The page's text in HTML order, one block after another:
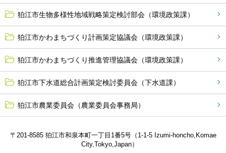
狛江市生物多様性地域戦略策定検討部会（環境政策課）
狛江市かわまちづくり計画策定協議会（環境政策課）
狛江市かわまちづくり推進管理協議会（環境政策課）
狛江市下水道総合計画策定検討委員会（下水道課）
狛江市農業委員会（農業委員会事務局）
〒201-8585 狛江市和泉本町一丁目1番5号（1-1-5 Izumi-honcho,Komae
City,Tokyo,Japan）